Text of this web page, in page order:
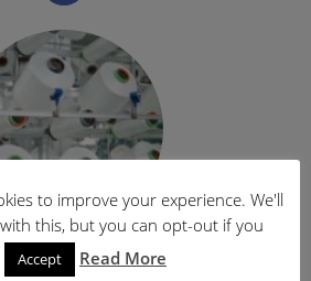
Filamentgarn
to improve your experience. We'll
this, but you can opt-out if you
Accept Read More